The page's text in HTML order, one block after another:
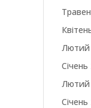
Лютий
Січень
Лютий